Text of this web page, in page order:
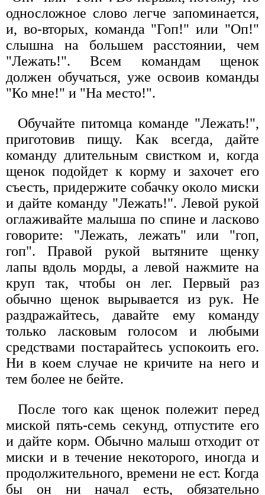
односложное слово легче запоминается,
и, во-вторых, команда "Гоп!" или "Оп!"
слышна на большем расстоянии, чем
"Лежать!". Всем командам щенок
должен обучаться, уже освоив команды
"Ко мне!" и "На место!".
Обучайте питомца команде "Лежать!",
приготовив пищу. Как всегда, дайте
команду длительным свистком и, когда
щенок подойдет к корму и захочет его
съесть, придержите собачку около миски
и дайте команду "Лежать!". Левой рукой
оглаживайте малыша по спине и ласково
говорите: "Лежать, лежать" или "гоп,
гоп". Правой рукой вытяните щенку
лапы вдоль морды, а левой нажмите на
круп так, чтобы он лег. Первый раз
обычно щенок вырывается из рук. Не
раздражайтесь, давайте ему команду
только ласковым голосом и любыми
средствами постарайтесь успокоить его.
Ни в коем случае не кричите на него и
тем более не бейте.
После того как щенок полежит перед
миской пять-семь секунд, отпустите его
и дайте корм. Обычно малыш отходит от
миски и в течение некоторого, иногда и
продолжительного, времени не ест. Когда
бы он ни начал есть, обязательно